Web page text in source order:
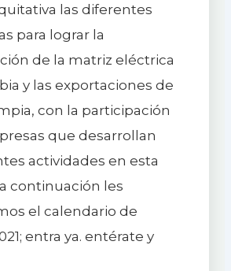
las diferentes
para lograr la
de la matriz eléctrica
y las exportaciones de
con la participación
que desarrollan
actividades en esta
continuación les
el calendario de
entra ya. entérate y